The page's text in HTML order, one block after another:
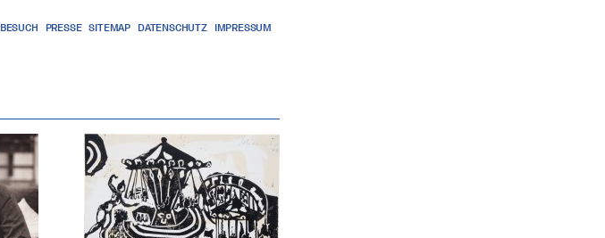
BESUCH PRESSE SITEMAP DATENSCHUTZ IMPRESSUM